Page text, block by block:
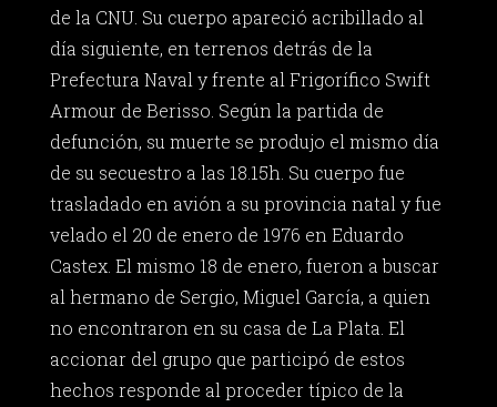
de la CNU. Su cuerpo apareció acribillado al
día siguiente, en terrenos detrás de la
Prefectura Naval y frente al Frigorífico Swift
Armour de Berisso. Según la partida de
defunción, su muerte se produjo el mismo día
de su secuestro a las 18.15h. Su cuerpo fue
trasladado en avión a su provincia natal y fue
velado el 20 de enero de 1976 en Eduardo
Castex. El mismo 18 de enero, fueron a buscar
al hermano de Sergio, Miguel García, a quien
no encontraron en su casa de La Plata. El
accionar del grupo que participó de estos
hechos responde al proceder típico de la